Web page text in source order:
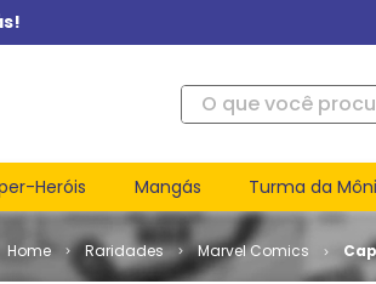
O que você procura?
Heróis Mangás Turma da
Raridades Marvel Comics